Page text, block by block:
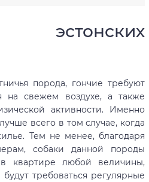
эстонских
порода, гончие требуют
на свежем воздухе, а также
активности. Именно
всего в том случае, когда
Тем не менее, благодаря
собаки данной породы
квартире любой величины,
требоваться регулярные